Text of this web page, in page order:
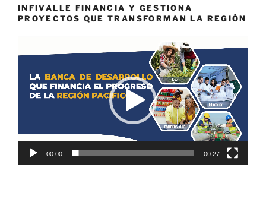
INFIVALLE FINANCIA Y GESTIONA
PROYECTOS QUE TRANSFORMAN LA REGIÓN
de
00:00 00:27